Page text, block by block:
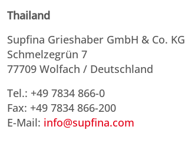
Thailand
Supfina Grieshaber GmbH & Co. KG
Schmelzegrün 7
77709 Wolfach / Deutschland
Tel.: +49 7834 866-0
Fax: +49 7834 866-200
E-Mail: info@supfina.com